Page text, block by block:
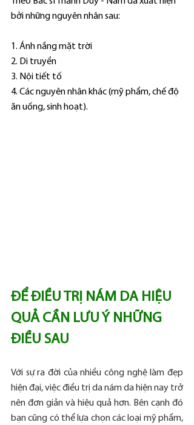
bởi những nguyên nhân sau:
1. Ánh nắng mặt trời
2. Di truyền
3. Nội tiết tố
4. Các nguyên nhân khác (mỹ phẩm, chế độ
ăn uống, sinh hoạt).
ĐỂ ĐIỀU TRỊ NÁM DA HIỆU
QUẢ CẦN LƯU Ý NHỮNG
ĐIỀU SAU
Với sự ra đời của nhiều công nghệ làm đẹp
hiện đại, việc điều trị da nám da hiện nay trở
nên đơn giản và hiệu quả hơn. Bên cạnh đó
bạn cũng có thể lựa chọn các loại mỹ phẩm,